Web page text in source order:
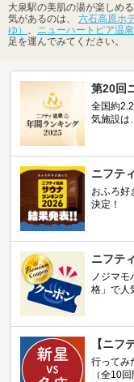
大泉駅の美肌の湯が楽しめ
気があるのは、 六石高原ホ
ゆ）
ニューハートピア温
足を運んでみてください。
第20回
全国約
気施設
ニフテ
おふろ好
決定！
ニフテ
ノジマ
格」で人
【ニフ
行ってみ
（全10